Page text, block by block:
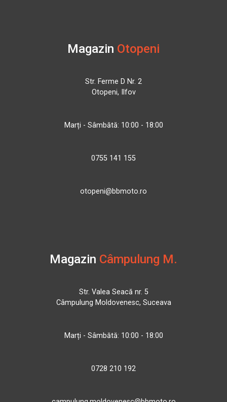
Magazin Otopeni
Str. Ferme D Nr. 2
Otopeni, Ilfov
Marți - Sâmbătă: 10:00 - 18:00
0755 141 155
otopeni@bbmoto.ro
Magazin Câmpulung M.
Str. Valea Seacă nr. 5
Câmpulung Moldovenesc, Suceava
Marți - Sâmbătă: 10:00 - 18:00
0728 210 192